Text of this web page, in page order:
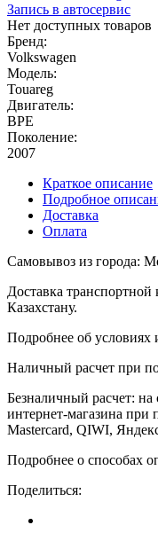
Запись в автосервис
Нет доступных товаров
Бренд:
Volkswagen
Модель:
Touareg
Двигатель:
BPE
Поколение:
2007
Краткое описание
Подробное
Доставка
Оплата
Самовывоз из города:
Доставка
Казахстану.
Подробнее об условиях
Наличный расчет при
Безналичный расчет: на
интернет-магазина при
Mastercard, QIWI,
Подробнее о способах
Поделиться: